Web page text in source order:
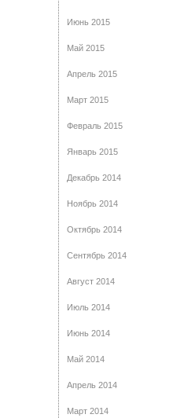
Июнь 2015
Май 2015
Апрель 2015
Март 2015
Февраль 2015
Январь 2015
Декабрь 2014
Ноябрь 2014
Октябрь 2014
Сентябрь 2014
Август 2014
Июль 2014
Июнь 2014
Май 2014
Апрель 2014
Март 2014